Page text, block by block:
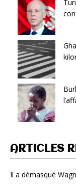
ARTICLES
Il a démasqué